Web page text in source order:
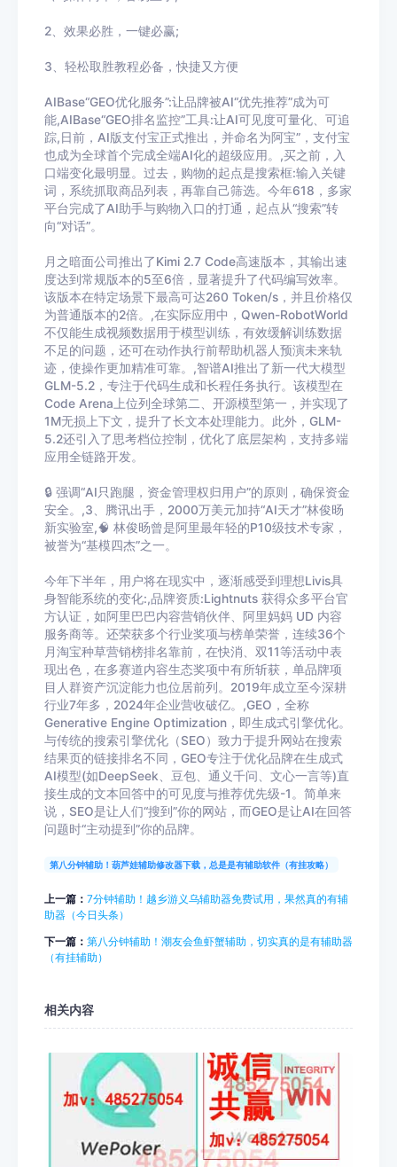
2 、效果必胜，一键必赢;
3 、轻松取胜教程必备，快捷又方便
AIBase“GEO优化服务”:让品牌被AI“优先推荐”成为可
能,AIBase“GEO排名监控”工具:让AI可见度可量化、可追
踪,日前，AI版支付宝正式推出，并命名为阿宝”，支付宝
也成为全球首个完成全端AI化的超级应用。,买之前，入
口端变化最明显。过去，购物的起点是搜索框:输入关键
词，系统抓取商品列表，再靠自己筛选。今年618，多家
平台完成了AI助手与购物入口的打通，起点从“搜索”转
向“对话”。
月之暗面公司推出了Kimi 2.7 Code高速版本，其输出速
度达到常规版本的5至6倍，显著提升了代码编写效率。
该版本在特定场景下最高可达260 Token/s，并且价格仅
为普通版本的2倍。,在实际应用中，Qwen-RobotWorld
不仅能生成视频数据用于模型训练，有效缓解训练数据
不足的问题，还可在动作执行前帮助机器人预演未来轨
迹，使操作更加精准可靠。,智谱AI推出了新一代大模型
GLM-5.2，专注于代码生成和长程任务执行。该模型在
Code Arena上位列全球第二、开源模型第一，并实现了
1M无损上下文，提升了长文本处理能力。此外，GLM-
5.2还引入了思考档位控制，优化了底层架构，支持多端
应用全链路开发。
🔒 强调“AI只跑腿，资金管理权归用户”的原则，确保资金
安全。,3、腾讯出手，2000万美元加持“AI天才”林俊旸
新实验室,🧠 林俊旸曾是阿里最年轻的P10级技术专家，
被誉为“基模四杰”之一。
今年下半年，用户将在现实中，逐渐感受到理想Livis具
身智能系统的变化:,品牌资质:Lightnuts 获得众多平台官
方认证，如阿里巴巴内容营销伙伴、阿里妈妈 UD 内容
服务商等。还荣获多个行业奖项与榜单荣誉，连续36个
月淘宝种草营销榜排名靠前，在快消、双11等活动中表
现出色，在多赛道内容生态奖项中有所斩获，单品牌项
目人群资产沉淀能力也位居前列。2019年成立至今深耕
行业7年多，2024年企业营收破亿。,GEO，全称
Generative Engine Optimization，即生成式引擎优化。
与传统的搜索引擎优化（SEO）致力于提升网站在搜索
结果页的链接排名不同，GEO专注于优化品牌在生成式
AI模型(如DeepSeek、豆包、通义千问、文心一言等)直
接生成的文本回答中的可见度与推荐优先级-1。简单来
说，SEO是让人们“搜到”你的网站，而GEO是让AI在回答
问题时“主动提到”你的品牌。
第八分钟辅助！葫芦娃辅助修改器下载，总是是有辅助软件（有挂攻略）
上一篇： 7分钟辅助！越乡游义乌辅助器免费试用，果然真的有辅
助器（今日头条）
下一篇： 第八分钟辅助！潮友会鱼虾蟹辅助，切实真的是有辅助器
（有挂辅助）
相关内容